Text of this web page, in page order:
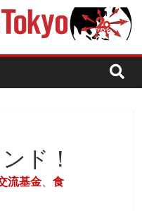
ド！
流基金、食